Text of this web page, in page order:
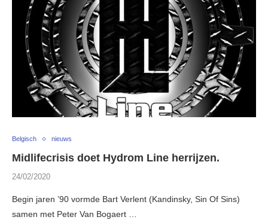
Belgisch nieuws
Midlifecrisis doet Hydrom Line herrijzen.
24/02/2020
Begin jaren ’90 vormde Bart Verlent (Kandinsky, Sin Of Sins)
samen met Peter Van Bogaert …